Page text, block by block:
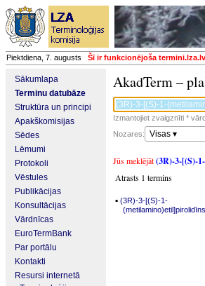
Piektdiena, 7. augusts Šī ir funkcionējoša
Sākumlapa
Terminu datubāze
Struktūra un principi
Apakškomisijas
Sēdes
Lēmumi
Protokoli
Vēstules
Publikācijas
Konsultācijas
Vārdnīcas
EuroTermBank
Par portālu
Kontakti
Resursi internetā
AkadTerm –
Izmantojiet zvaigznīti *
Nozares:
Visas ▾
Jūs meklējāt(3R)-3-[(S)-
Atrasts 1 termins
▪ (3R)-3-[(S)-1-
(metilamino)etil]pirolidīns